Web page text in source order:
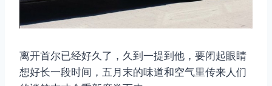
离开首尔已经好久了，久到一提到他，要闭起眼睛
想好长一段时间，五月末的味道和空气里传来人们